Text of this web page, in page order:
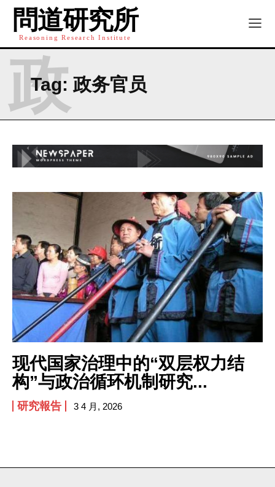
I WANT IN
I've read and accept thePrivacy Policy.
問道研究所
Reasoning Research Institute
Tag: 政务官员
政
现代国家治理中的“双层权力结
构”与政治循环机制研究...
研究報告 3 4 月, 2026